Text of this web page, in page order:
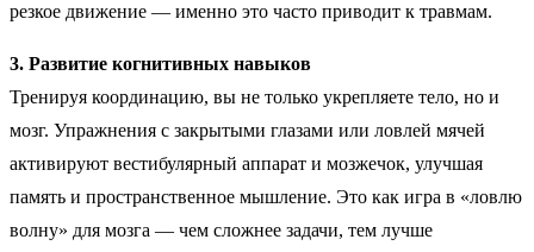
резкое движение — именно это часто приводит к травмам.
3. Развитие когнитивных навыков
Тренируя координацию, вы не только укрепляете тело, но и
мозг. Упражнения с закрытыми глазами или ловлей мячей
активируют вестибулярный аппарат и мозжечок, улучшая
память и пространственное мышление. Это как игра в «ловлю
волну» для мозга — чем сложнее задачи, тем лучше